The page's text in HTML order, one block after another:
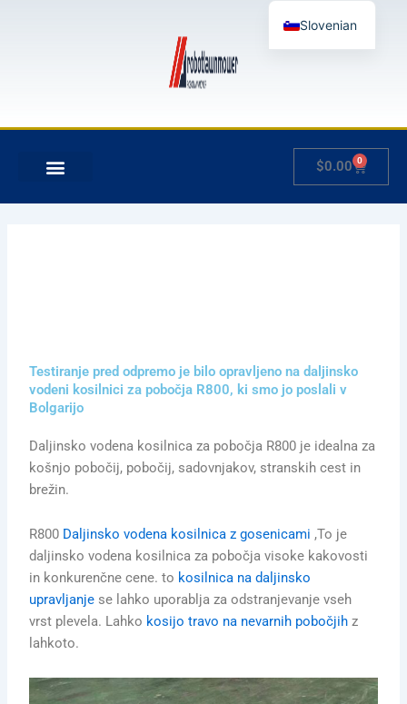
$0.00 0
Cart
Testiranje pred odpremo je bilo opravljeno na daljinsko
vodeni kosilnici za pobočja R800, ki smo jo poslali v
Bolgarijo
Daljinsko vodena kosilnica za pobočja R800 je idealna za
košnjo pobočij, pobočij, sadovnjakov, stranskih cest in
brežin.
R800 Daljinsko vodena kosilnica z gosenicami ,To je
daljinsko vodena kosilnica za pobočja visoke kakovosti
in konkurenčne cene. to kosilnica na daljinsko
upravljanje se lahko uporablja za odstranjevanje vseh
vrst plevela. Lahko kosijo travo na nevarnih pobočjih z
lahkoto.
Slovenian
Japanese
Spanish
Hungarian